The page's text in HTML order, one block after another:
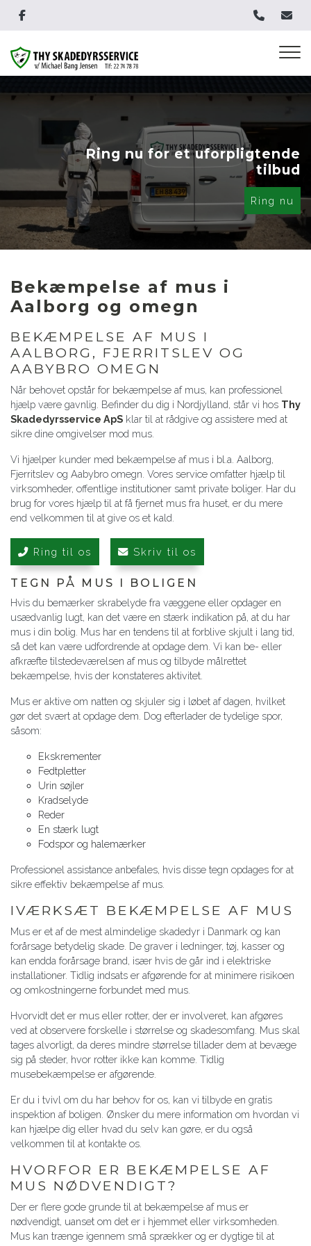
Ring nu for et uforpligtende
tilbud
Ring nu
Bekæmpelse af mus i
Aalborg og omegn
BEKÆMPELSE AF MUS I
AALBORG, FJERRITSLEV OG
AABYBRO OMEGN
Når behovet opstår for bekæmpelse af mus, kan professionel
hjælp være gavnlig. Befinder du dig i Nordjylland, står vi hos Thy
Skadedyrsservice ApS klar til at rådgive og assistere med at
sikre dine omgivelser mod mus.
Vi hjælper kunder med bekæmpelse af mus i bl.a. Aalborg,
Fjerritslev og Aabybro omegn. Vores service omfatter hjælp til
virksomheder, offentlige institutioner samt private boliger. Har du
brug for vores hjælp til at få fjernet mus fra huset, er du mere
end velkommen til at give os et kald.
Ring til os Skriv til os
TEGN PÅ MUS I BOLIGEN
Hvis du bemærker skrabelyde fra væggene eller opdager en
usædvanlig lugt, kan det være en stærk indikation på, at du har
mus i din bolig. Mus har en tendens til at forblive skjult i lang tid,
så det kan være udfordrende at opdage dem. Vi kan be- eller
afkræfte tilstedeværelsen af mus og tilbyde målrettet
bekæmpelse, hvis der konstateres aktivitet.
Mus er aktive om natten og skjuler sig i løbet af dagen, hvilket
gør det svært at opdage dem. Dog efterlader de tydelige spor,
såsom:
Ekskrementer
Fedtpletter
Urin søjler
Kradselyde
Reder
En stærk lugt
Fodspor og halemærker
Professionel assistance anbefales, hvis disse tegn opdages for at
sikre effektiv bekæmpelse af mus.
IVÆRKSÆT BEKÆMPELSE AF MUS
Mus er et af de mest almindelige skadedyr i Danmark og kan
forårsage betydelig skade. De graver i ledninger, tøj, kasser og
kan endda forårsage brand, især hvis de går ind i elektriske
installationer. Tidlig indsats er afgørende for at minimere risikoen
og omkostningerne forbundet med mus.
Hvorvidt det er mus eller rotter, der er involveret, kan afgøres
ved at observere forskelle i størrelse og skadesomfang. Mus skal
tages alvorligt, da deres mindre størrelse tillader dem at bevæge
sig på steder, hvor rotter ikke kan komme. Tidlig
musebekæmpelse er afgørende.
Er du i tvivl om du har behov for os, kan vi tilbyde en gratis
inspektion af boligen. Ønsker du mere information om hvordan vi
kan hjælpe dig eller hvad du selv kan gøre, er du også
velkommen til at kontakte os.
HVORFOR ER BEKÆMPELSE AF
MUS NØDVENDIGT?
Der er flere gode grunde til at bekæmpelse af mus er
nødvendigt, uanset om det er i hjemmet eller virksomheden.
Mus kan trænge igennem små sprækker og er dygtige til at